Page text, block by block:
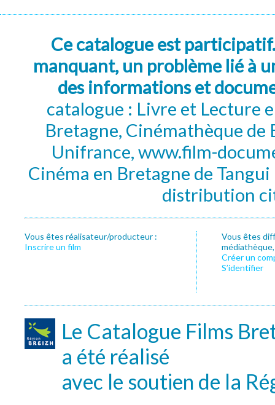
Ce catalogue est
manquant, un problème lié à
des informations et
catalogue : Livre et Lecture
Bretagne, Cinémathèque de
Unifrance, www.film-
Cinéma en Bretagne de
distribution
Vous êtes réalisateur/producteur :
Inscrire un film
Vous êtes
Créer un
S’identifier
Le Catalogue Films
a été réalisé
avec le soutien de la